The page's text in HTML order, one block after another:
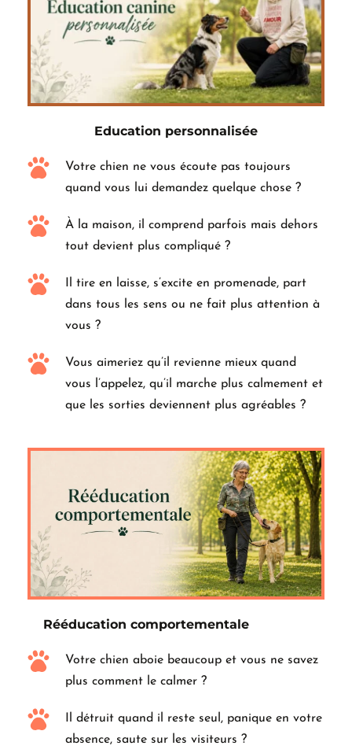
Education personnalisée
Votre chien ne vous écoute pas toujours
quand vous lui demandez quelque chose ?
À la maison, il comprend parfois mais dehors
tout devient plus compliqué ?
Il tire en laisse, s’excite en promenade, part
dans tous les sens ou ne fait plus attention à
vous ?
Vous aimeriez qu’il revienne mieux quand
vous l’appelez, qu’il marche plus calmement et
que les sorties deviennent plus agréables ?
Rééducation comportementale
Votre chien aboie beaucoup et vous ne savez
plus comment le calmer ?
Il détruit quand il reste seul, panique en votre
absence, saute sur les visiteurs ?